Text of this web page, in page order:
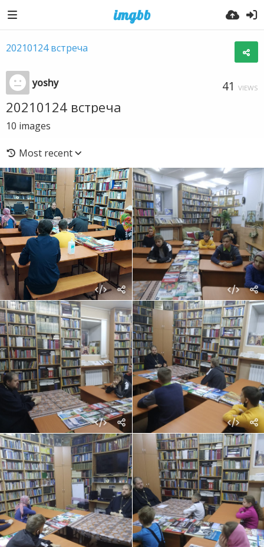
20210124 встреча
yoshy 41 VIEWS
20210124 встреча
10 images
Most recent